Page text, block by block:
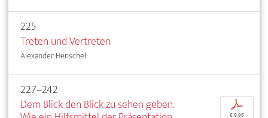
225
Treten und Vertreten
Alexander Henschel
227–242
Dem Blick den Blick zu sehen geben.
p
€ 9,95